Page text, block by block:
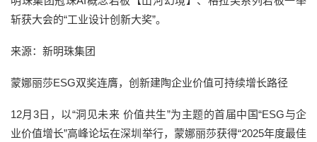
斩获大会的“工业设计创新大奖”。
来源：新明珠集团
蒙娜丽莎ESG双奖连膺，创新建陶企业价值可持续增长路径
12月3日，以“洞见未来 价值共生”为主题的首届中国“ESG与企
业价值增长”高峰论坛在深圳举行，蒙娜丽莎获得“2025年度最佳